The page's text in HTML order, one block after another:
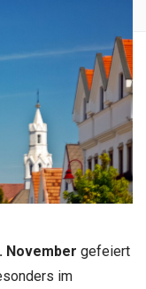
November gefeiert
im